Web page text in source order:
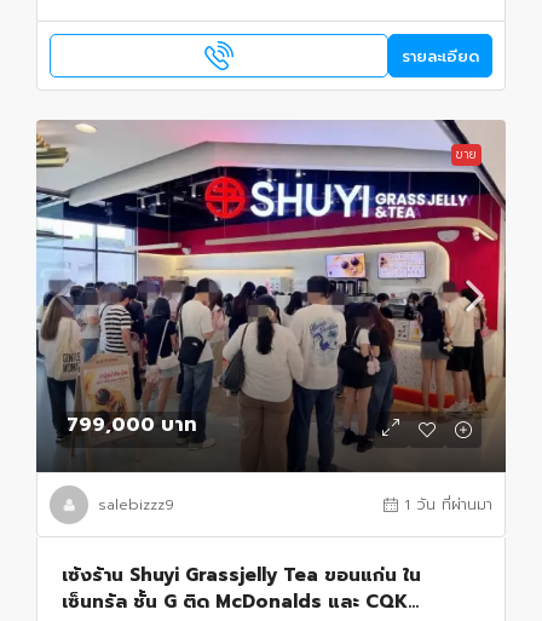
รายละเอียด
ขาย
799,000 บาท
salebizzz9 1 วัน ที่ผ่านมา
เซ้งร้าน Shuyi Grassjelly Tea ขอนแก่น ใน
เซ็นทรัล ชั้น G ติด McDonalds และ CQK